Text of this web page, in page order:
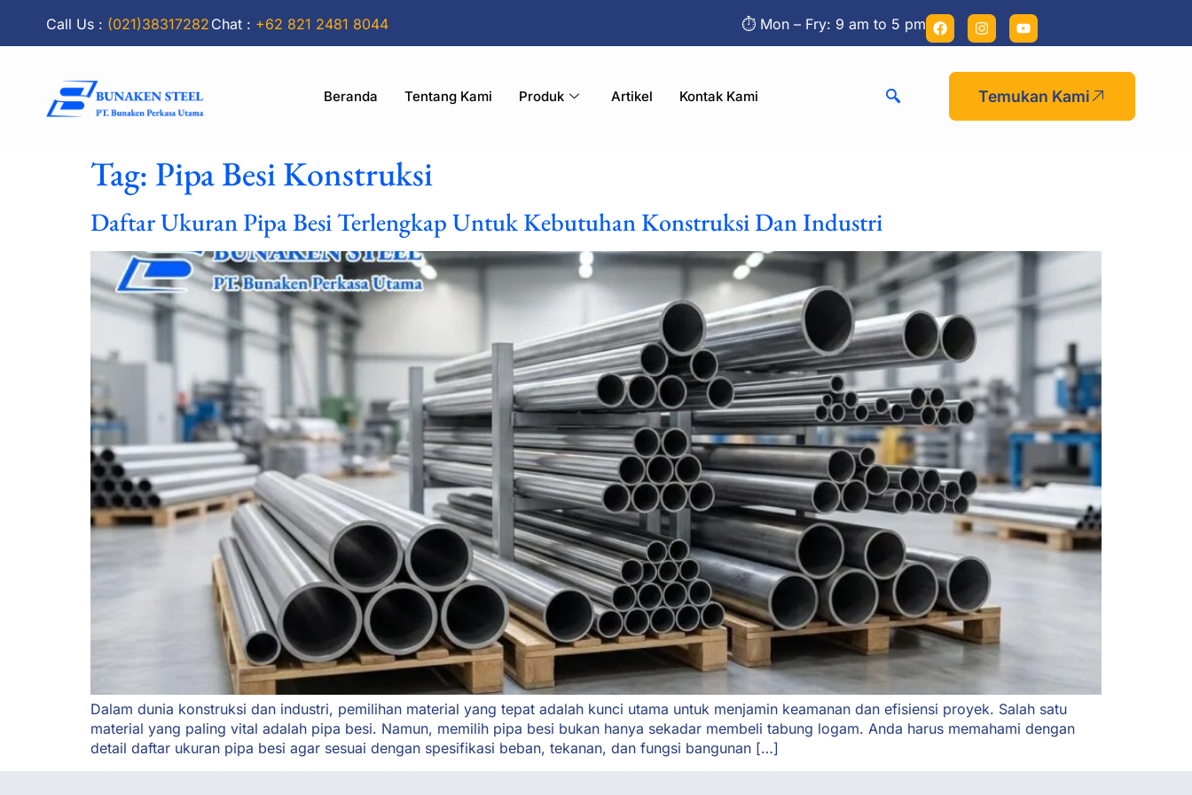
Call Us : (021)38317282 Chat : +62 821 2481 8044 ⏱︎ Mon – Fry: 9 am to 5 pm
Beranda Tentang Kami Produk Artikel Kontak Kami Temukan Kami
Tag: Pipa Besi Konstruksi
Daftar Ukuran Pipa Besi Terlengkap Untuk Kebutuhan Konstruksi Dan Industri
Dalam dunia konstruksi dan industri, pemilihan material yang tepat adalah kunci utama untuk menjamin keamanan dan efisiensi proyek. Salah satu
material yang paling vital adalah pipa besi. Namun, memilih pipa besi bukan hanya sekadar membeli tabung logam. Anda harus memahami dengan
detail daftar ukuran pipa besi agar sesuai dengan spesifikasi beban, tekanan, dan fungsi bangunan […]